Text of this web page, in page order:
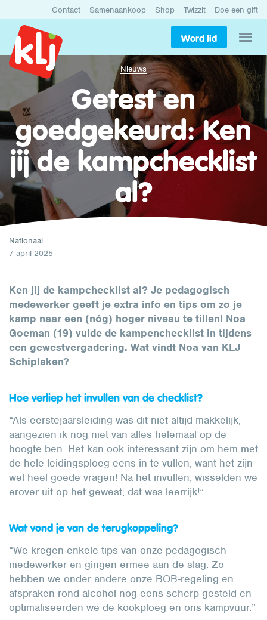
Contact Samenaankoop Shop Twizzit Doe een gift
Word lid
Nieuws
Getest en
goedgekeurd: Ken
jij de kampchecklist
al?
Nationaal
7 april 2025
Ken jij de kampchecklist al? Je pedagogisch
medewerker geeft je extra info en tips om zo je
kamp naar een (nóg) hoger niveau te tillen! Noa
Goeman (19) vulde de kampenchecklist in tijdens
een gewestvergadering. Wat vindt Noa van KLJ
Schiplaken?
Hoe verliep het invullen van de checklist?
“Als eerstejaarsleiding was dit niet altijd makkelijk,
aangezien ik nog niet van alles helemaal op de
hoogte ben. Het kan ook interessant zijn om hem met
de hele leidingsploeg eens in te vullen, want het zijn
wel heel goede vragen! Na het invullen, wisselden we
erover uit op het gewest, dat was leerrijk!”
Wat vond je van de terugkoppeling?
“We kregen enkele tips van onze pedagogisch
medewerker en gingen ermee aan de slag. Zo
hebben we onder andere onze BOB-regeling en
afspraken rond alcohol nog eens scherp gesteld en
optimaliseerden we de kookploeg en ons kampvuur.”